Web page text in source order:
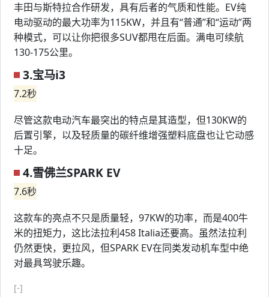
丰田与斯特拉合作研发，具有后者的气质和性能。EV纯
电动驱动的最大功率为115KW，并且有“普通”和“运动”两
种模式，可以让你把很多SUV都甩在后面。满电可续航
130-175公里。
3.宝马i3
7.2秒
尽管这款电动汽车最突出的特点是其造型，但130KW的
后置引擎，以及轻质量的碳纤维增强塑料底盘也让它动感
十足。
4.雪佛兰SPARK EV
7.6秒
这款车的亮点不只是质量轻，97KW的功率，而是400牛
米的扭矩力，这比法拉利458 Italia还要高。虽然法拉利
仍然更快，更拉风，但SPARK EV在同类发动机车型中绝
对最具驾驶乐趣。
[-]